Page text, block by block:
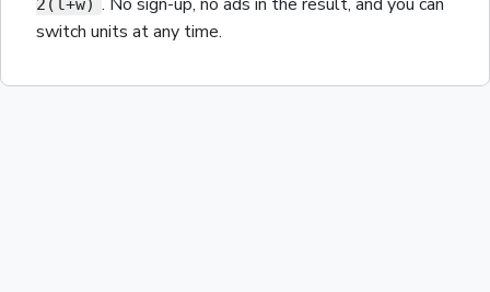
2(l+w)
switch units at any time.